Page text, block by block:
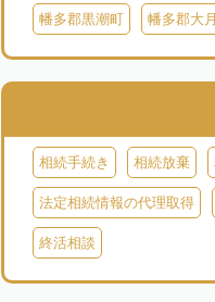
幡多郡黒潮町 幡多郡大
相続手続き 相続放棄
法定相続情報の代理取得
終活相談